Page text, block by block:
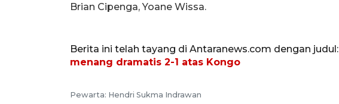
Brian Cipenga, Yoane Wissa.
Berita ini telah tayang di Antaranews.com dengan judul:
menang dramatis 2-1 atas Kongo
Pewarta: Hendri Sukma Indrawan